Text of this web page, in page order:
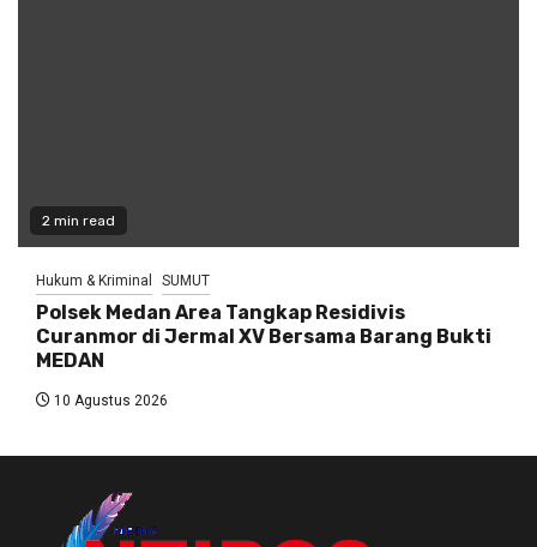
2 min read
Hukum & Kriminal SUMUT
Polsek Medan Area Tangkap Residivis
Curanmor di Jermal XV Bersama Barang Bukti
MEDAN
10 Agustus 2026